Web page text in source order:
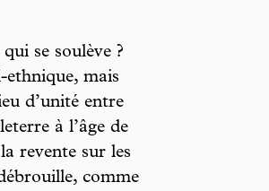
se soulève ?
mais
d’unité entre
à l’âge de
revente sur les
comme